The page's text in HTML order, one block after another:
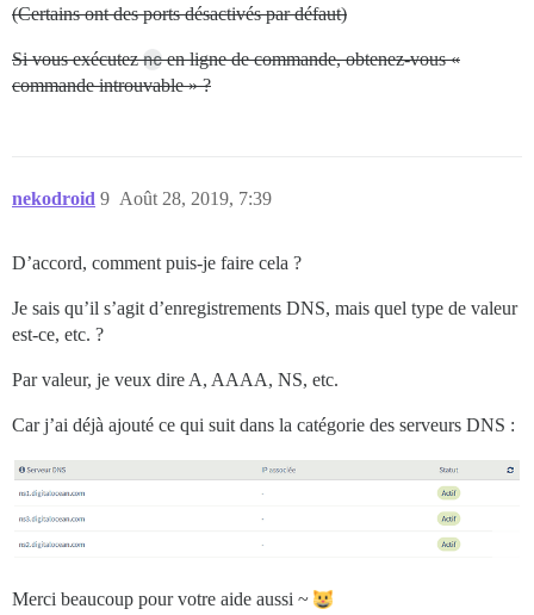
(Certains ont des ports désactivés par défaut)
Si vous exécutezncen ligne de commande, obtenez-vous «
commande introuvable » ?
nekodroid Août 28, 2019, 7:39
9
D’accord, comment puis-je faire cela ?
Je sais qu’il s’agit d’enregistrements DNS, mais quel type de valeur
est-ce, etc. ?
Par valeur, je veux dire A, AAAA, NS, etc.
Car j’ai déjà ajouté ce qui suit dans la catégorie des serveurs DNS :
Merci beaucoup pour votre aide aussi ~